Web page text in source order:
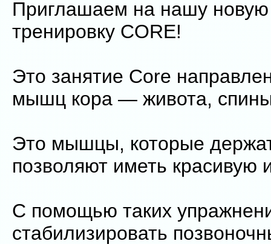
Приглашаем на нашу
тренировку CORE!
Это занятие Core
мышц кора — живота,
Это мышцы, которые
позволяют иметь красивую
С помощью таких
стабилизировать